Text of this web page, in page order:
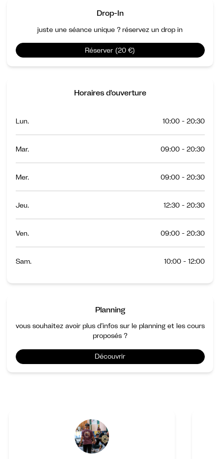
Drop-In
juste une séance unique ? réservez un drop in
Réserver (20 €)
Planning
vous souhaitez avoir plus d’infos sur le planning et les cours
proposés ?
Découvrir
Horaires d'ouverture
Lun. 10:00 - 20:30
Mar. 09:00 - 20:30
Mer. 09:00 - 20:30
Jeu. 12:30 - 20:30
Ven. 09:00 - 20:30
Sam. 10:00 - 12:00